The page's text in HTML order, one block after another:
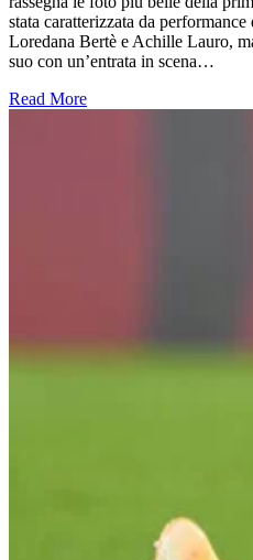
stata caratterizzata da
Loredana Bertè e Achille Lauro,
suo con un’entrata in scena…
Read More